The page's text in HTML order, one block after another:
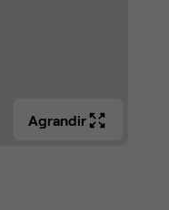
Agrandir